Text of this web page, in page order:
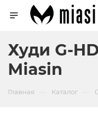
Худи G-
Miasin
Главная Каталог